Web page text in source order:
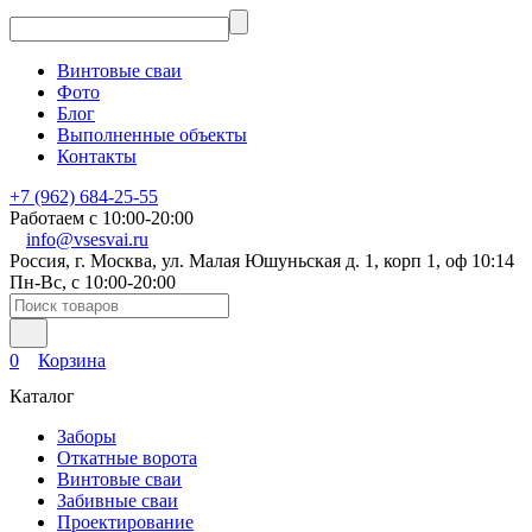
Винтовые сваи
Фото
Блог
Выполненные объекты
Контакты
+7 (962) 684-25-55
Работаем с 10:00-20:00
info@vsesvai.ru
Россия, г. Москва, ул. Малая Юшуньская д. 1, корп 1, оф 10:14
Пн-Вс, с 10:00-20:00
0
Корзина
Каталог
Заборы
Откатные ворота
Винтовые сваи
Забивные сваи
Проектирование